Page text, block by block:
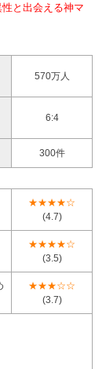
と出会える神マ
570万人
6:4
300件
★★★★☆
(4.7)
★★★★☆
(3.5)
★★★☆☆
(3.7)